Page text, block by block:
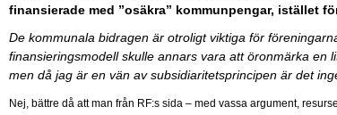
finansierade med ”osäkra” kommunpengar, istället
De kommunala bidragen är otroligt viktiga för
finansieringsmodell skulle annars vara att öronmärka en
men då jag är en vän av subsidiaritetsprincipen är det
Nej, bättre då att man från RF:s sida – med vassa argument,